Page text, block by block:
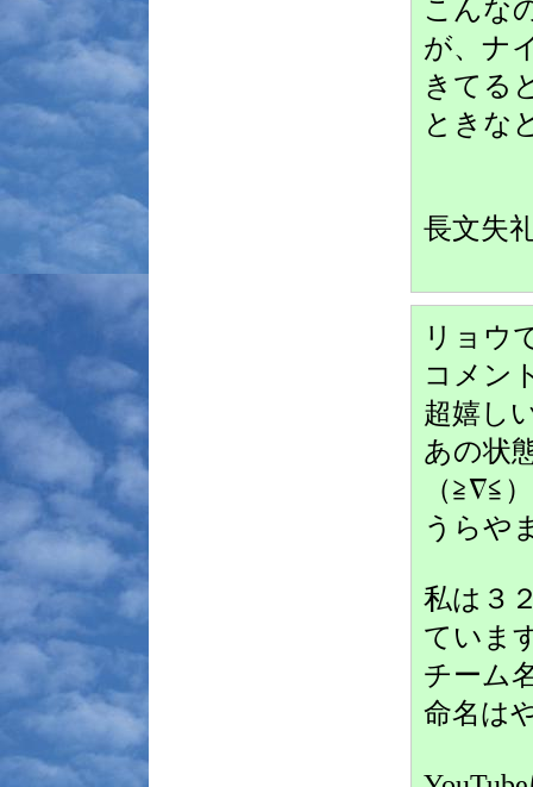
こんな
が、ナ
きてる
ときな
長文失
リョウ
コメン
超嬉し
あの状
（≧∇≦）
うらや
私は３
ていま
チーム
命名は